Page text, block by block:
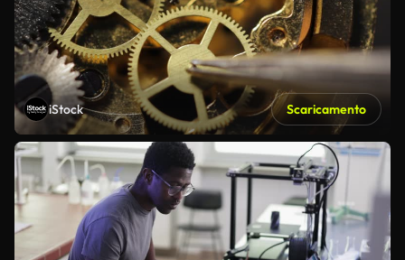
iStock Scaricamento